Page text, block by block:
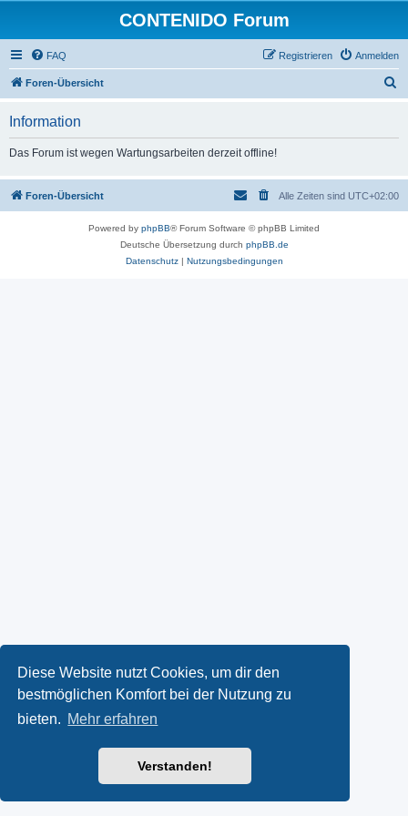
Diese Website nutzt Cookies, um dir den
bestmöglichen Komfort bei der Nutzung zu
bieten. Mehr erfahren
Verstanden!
CONTENIDO Forum
FAQ Anmelden
Registrieren
Foren-Übersicht
Information
Das Forum ist wegen Wartungsarbeiten derzeit offline!
Foren-Übersicht Alle Zeiten sind UTC+02:00
Powered by phpBB® Forum Software © phpBB Limited
Deutsche Übersetzung durch phpBB.de
Datenschutz| Nutzungsbedingungen